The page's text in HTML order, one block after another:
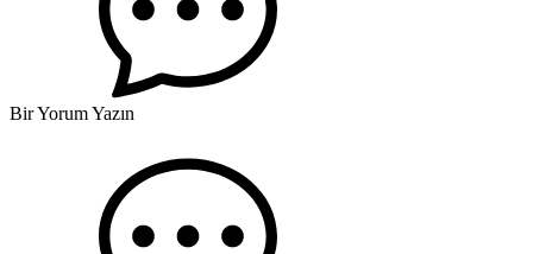
Bir Yorum Yazın